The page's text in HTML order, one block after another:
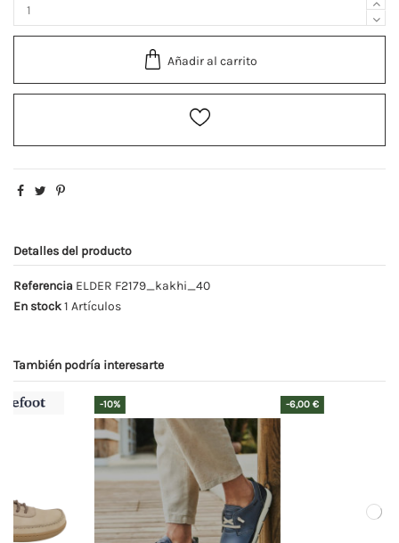
Añadir al carrito
Detalles del producto
Referencia ELDER F2179_kakhi_40
En stock1 Artículos
También podría interesarte